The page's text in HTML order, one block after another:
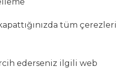
tüm çerezleri
ederseniz ilgili web